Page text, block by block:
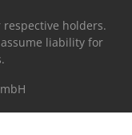
holders.
liability for
Privacy Policyand